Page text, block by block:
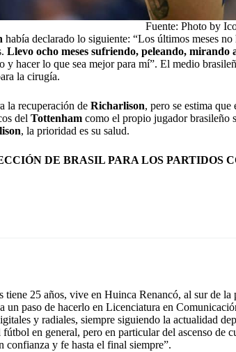
Fuente: Photo by
había declarado lo siguiente: “Los últimos meses
Llevo ocho meses sufriendo, peleando,
y hacer lo que sea mejor para mí”. El medio
la cirugía.
la recuperación de Richarlison, pero se estima
del Tottenham como el propio jugador brasileño
, la prioridad es su salud.
DE BRASIL PARA LOS
tiene 25 años, vive en Huinca Renancó, al sur de
un paso de hacerlo en Licenciatura en
y radiales, siempre siguiendo la actualidad
en general, pero en particular del ascenso de
confianza y fe hasta el final siempre”.